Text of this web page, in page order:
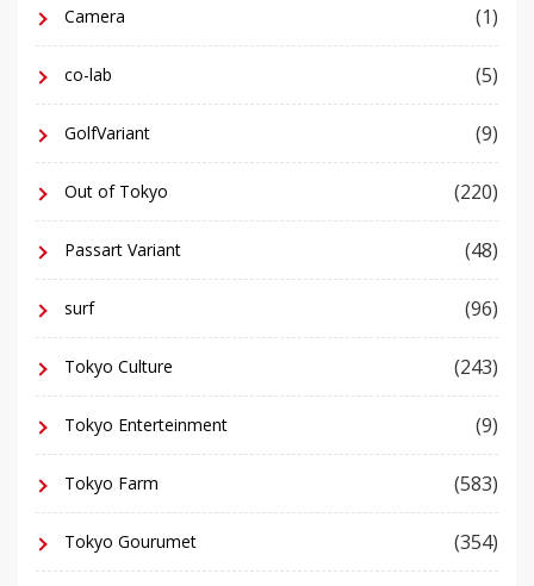
Camera (1)
co-lab (5)
GolfVariant (9)
Out of Tokyo (220)
Passart Variant (48)
surf (96)
Tokyo Culture (243)
Tokyo Enterteinment (9)
Tokyo Farm (583)
Tokyo Gourumet (354)